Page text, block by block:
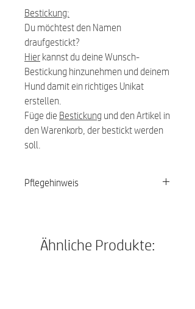
Bestickung:
Du möchtest den Namen
draufgestickt?
Hier kannst du deine Wunsch-
Bestickung hinzunehmen und deinem
Hund damit ein richtiges Unikat
erstellen.
Füge die Bestickung und den Artikel in
den Warenkorb, der bestickt werden
soll.
Pflegehinweis
Ähnliche Produkte: